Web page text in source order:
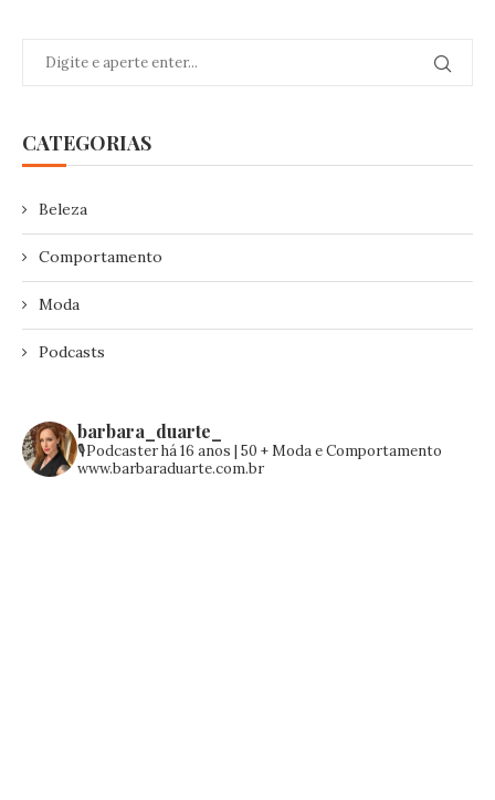
CATEGORIAS
Beleza
Comportamento
Moda
Podcasts
barbara_duarte_
🎙️Podcaster há 16 anos | 50 +Moda e Comportamento
www.barbaraduarte.com.br